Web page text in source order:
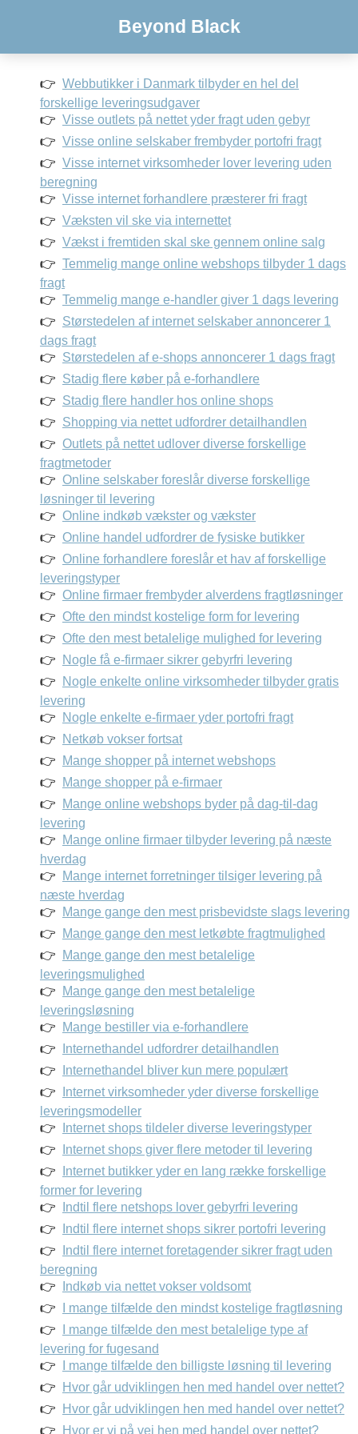
Beyond Black
Webbutikker i Danmark tilbyder en hel del
forskellige leveringsudgaver
Visse outlets på nettet yder fragt uden gebyr
Visse online selskaber frembyder portofri fragt
Visse internet virksomheder lover levering uden
beregning
Visse internet forhandlere præsterer fri fragt
Væksten vil ske via internettet
Vækst i fremtiden skal ske gennem online salg
Temmelig mange online webshops tilbyder 1 dags
fragt
Temmelig mange e-handler giver 1 dags levering
Størstedelen af internet selskaber annoncerer 1
dags fragt
Størstedelen af e-shops annoncerer 1 dags fragt
Stadig flere køber på e-forhandlere
Stadig flere handler hos online shops
Shopping via nettet udfordrer detailhandlen
Outlets på nettet udlover diverse forskellige
fragtmetoder
Online selskaber foreslår diverse forskellige
løsninger til levering
Online indkøb vækster og vækster
Online handel udfordrer de fysiske butikker
Online forhandlere foreslår et hav af forskellige
leveringstyper
Online firmaer frembyder alverdens fragtløsninger
Ofte den mindst kostelige form for levering
Ofte den mest betalelige mulighed for levering
Nogle få e-firmaer sikrer gebyrfri levering
Nogle enkelte online virksomheder tilbyder gratis
levering
Nogle enkelte e-firmaer yder portofri fragt
Netkøb vokser fortsat
Mange shopper på internet webshops
Mange shopper på e-firmaer
Mange online webshops byder på dag-til-dag
levering
Mange online firmaer tilbyder levering på næste
hverdag
Mange internet forretninger tilsiger levering på
næste hverdag
Mange gange den mest prisbevidste slags levering
Mange gange den mest letkøbte fragtmulighed
Mange gange den mest betalelige
leveringsmulighed
Mange gange den mest betalelige
leveringsløsning
Mange bestiller via e-forhandlere
Internethandel udfordrer detailhandlen
Internethandel bliver kun mere populært
Internet virksomheder yder diverse forskellige
leveringsmodeller
Internet shops tildeler diverse leveringstyper
Internet shops giver flere metoder til levering
Internet butikker yder en lang række forskellige
former for levering
Indtil flere netshops lover gebyrfri levering
Indtil flere internet shops sikrer portofri levering
Indtil flere internet foretagender sikrer fragt uden
beregning
Indkøb via nettet vokser voldsomt
I mange tilfælde den mindst kostelige fragtløsning
I mange tilfælde den mest betalelige type af
levering for fugesand
I mange tilfælde den billigste løsning til levering
Hvor går udviklingen hen med handel over nettet?
Hvor går udviklingen hen med handel over nettet?
Hvor er vi på vej hen med handel over nettet?